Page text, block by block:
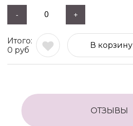
- +
0 руб
В корзину
ОТЗЫВЫ